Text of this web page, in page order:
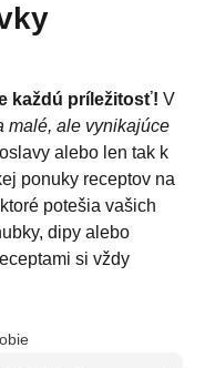
každú príležitosť! V
malé, ale vynikajúce
alebo len tak k
ponuky receptov na
potešia vašich
dipy alebo
si vždy